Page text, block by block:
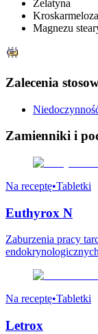
Żelatyna
Magnezu
Zalecenia
Zamienniki i
Na receptę•Tabletki
Euthyrox N
Zaburzenia pracy
Na receptę•Tabletki
Letrox